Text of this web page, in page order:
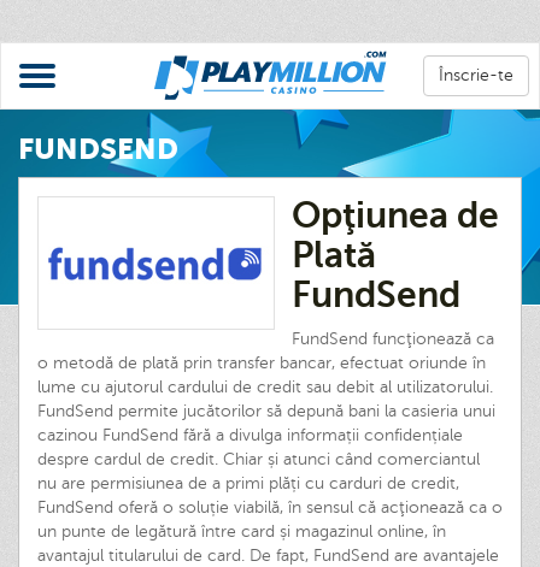
Înscrie-te
FUNDSEND
Opţiunea de
Plată
FundSend
FundSend funcţionează ca
o metodă de plată prin transfer bancar, efectuat oriunde în
lume cu ajutorul cardului de credit sau debit al utilizatorului.
FundSend permite jucătorilor să depună bani la casieria unui
cazinou FundSend fără a divulga informații confidențiale
despre cardul de credit. Chiar și atunci când comerciantul
nu are permisiunea de a primi plăți cu carduri de credit,
FundSend oferă o soluție viabilă, în sensul că acţionează ca o
un punte de legătură între card și magazinul online, în
avantajul titularului de card. De fapt, FundSend are avantajele